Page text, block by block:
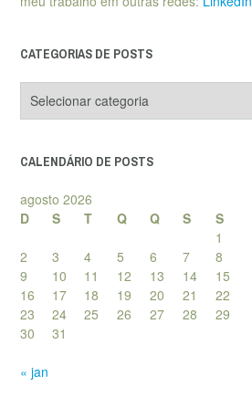
CATEGORIAS DE POSTS
de
CALENDÁRIO DE POSTS
agosto 2026
D
S T Q Q S
S
1
2
3 4 5 6 7
8
9
10 11 12 13 14
15
16
17 18 19 20 21
22
23
24 25 26 27 28
29
30
31
« jan